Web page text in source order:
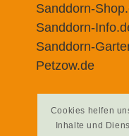
Sanddorn-
Sanddorn-
Sanddorn-
Petzow.de
Cookies helfen
Inhalte und